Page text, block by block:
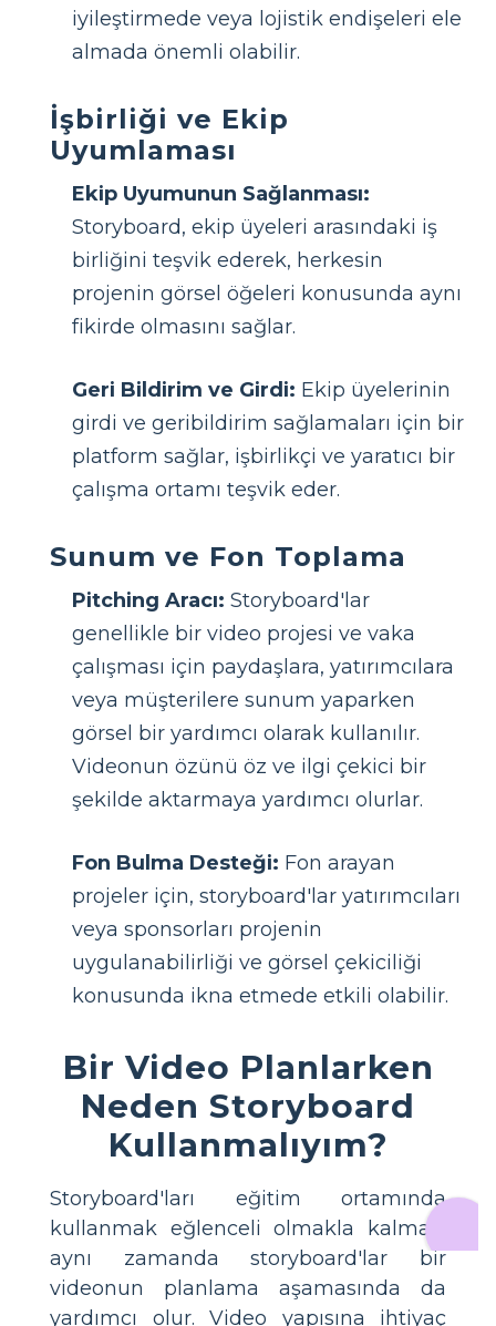
iyileştirmede veya lojistik endişeleri ele
almada önemli olabilir.
İşbirliği ve Ekip
Uyumlaması
Ekip Uyumunun Sağlanması:
Storyboard, ekip üyeleri arasındaki iş
birliğini teşvik ederek, herkesin
projenin görsel öğeleri konusunda aynı
fikirde olmasını sağlar.
Geri Bildirim ve Girdi: Ekip üyelerinin
girdi ve geribildirim sağlamaları için bir
platform sağlar, işbirlikçi ve yaratıcı bir
çalışma ortamı teşvik eder.
Sunum ve Fon Toplama
Pitching Aracı: Storyboard'lar
genellikle bir video projesi ve vaka
çalışması için paydaşlara, yatırımcılara
veya müşterilere sunum yaparken
görsel bir yardımcı olarak kullanılır.
Videonun özünü öz ve ilgi çekici bir
şekilde aktarmaya yardımcı olurlar.
Fon Bulma Desteği: Fon arayan
projeler için, storyboard'lar yatırımcıları
veya sponsorları projenin
uygulanabilirliği ve görsel çekiciliği
konusunda ikna etmede etkili olabilir.
Bir Video Planlarken
Neden Storyboard
Kullanmalıyım?
Storyboard'ları eğitim ortamında
kullanmak eğlenceli olmakla kalmaz,
aynı zamanda storyboard'lar bir
videonun planlama aşamasında da
yardımcı olur. Video yapısına ihtiyaç